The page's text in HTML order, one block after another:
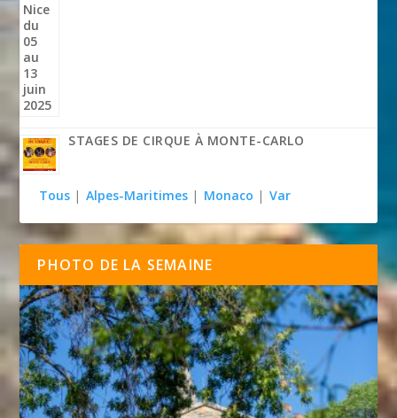
STAGES DE CIRQUE À MONTE-CARLO
Tous | Alpes-Maritimes | Monaco | Var
PHOTO DE LA SEMAINE